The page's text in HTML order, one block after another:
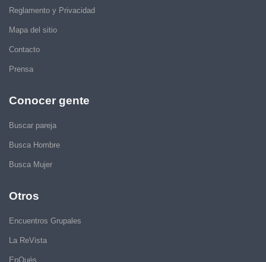
Reglamento y Privacidad
Mapa del sitio
Contacto
Prensa
Conocer gente
Buscar pareja
Busca Hombre
Busca Mujer
Otros
Encuentros Grupales
La ReVista
EnQués